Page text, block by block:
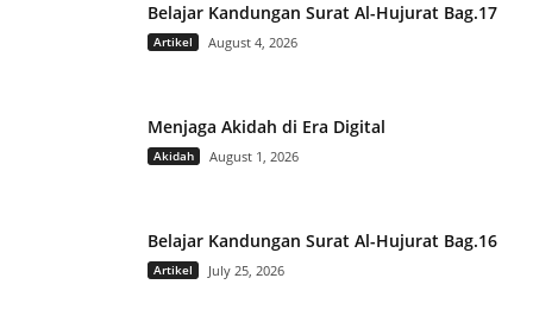
Belajar Kandungan Surat Al-Hujurat Bag.17
Artikel August 4, 2026
Menjaga Akidah di Era Digital
Akidah August 1, 2026
Belajar Kandungan Surat Al-Hujurat Bag.16
Artikel July 25, 2026